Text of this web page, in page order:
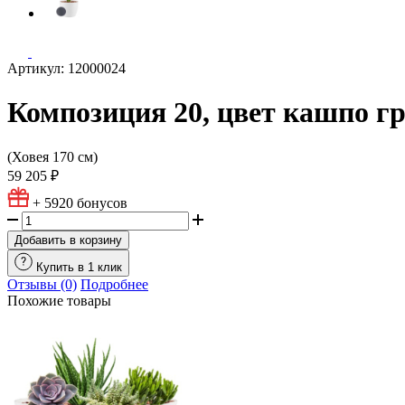
Артикул: 12000024
Композиция 20, цвет кашпо
(Ховея 170 см)
59 205 ₽
+ 5920 бонусов
Добавить в корзину
Купить в 1 клик
Отзывы (0) Подробнее
Похожие товары